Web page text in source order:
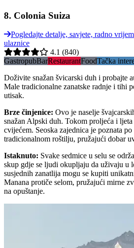
8. Colonia Suiza
Pogledajte detalje, savjete, radno
ulaznice
4.1 (840)
GastropubBarRestaurantFoodTačka
Doživite snažan švicarski duh i probajte
Male tradicionalne zanatske radnje i tihi
utisak.
Brze činjenice: Ovo je naselje
snažan Alpski duh. Tokom proljeća i
cvijećem. Seoska zajednica je poznata
tradicionalnom roštilju, pružajući dobar
Istaknuto: Svake sedmice u selu se
skup gdje se ljudi okupljaju da uživaju u
susjednih zanatlija mogu se kupiti
Manana protiče selom, pružajući mirne
na opuštanje.